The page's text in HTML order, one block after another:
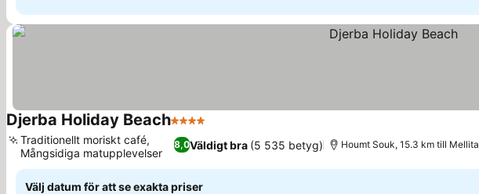
Djerba Holiday Beach4 Stjärnor
8,0Väldigt bra (5 535 betyg)
Traditionellt moriskt café,
Mångsidiga matupplevelser
Houmt Souk, 15.3 km till Mellita
Välj datum för att se exakta priser